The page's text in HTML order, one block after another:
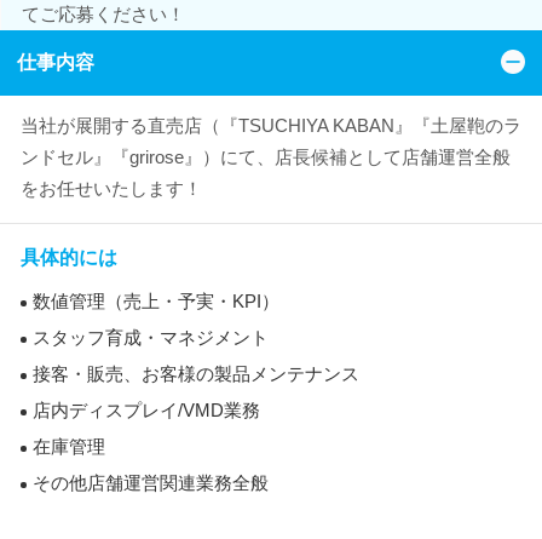
てご応募ください！
仕事内容
当社が展開する直売店（『TSUCHIYA KABAN』『土屋鞄のラ
ンドセル』『grirose』）にて、店長候補として店舗運営全般
をお任せいたします！
具体的には
数値管理（売上・予実・KPI）
スタッフ育成・マネジメント
接客・販売、お客様の製品メンテナンス
店内ディスプレイ/VMD業務
在庫管理
その他店舗運営関連業務全般